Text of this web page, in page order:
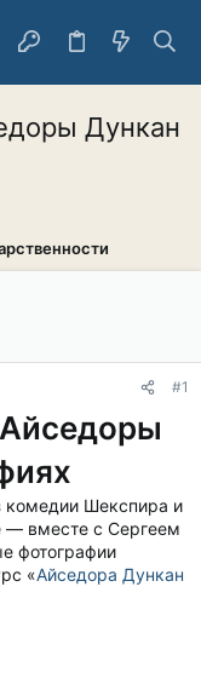
Дункан
#1
комедии Шекспира и
— вместе с Сергеем
фотографии
«Айседора Дункан